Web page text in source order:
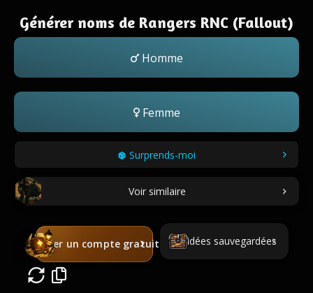
Générer noms de Rangers RNC (Fallout)
Homme
Femme
Surprends-moi
Voir similaire
Créer un compte gratuit Idées sauvegardées